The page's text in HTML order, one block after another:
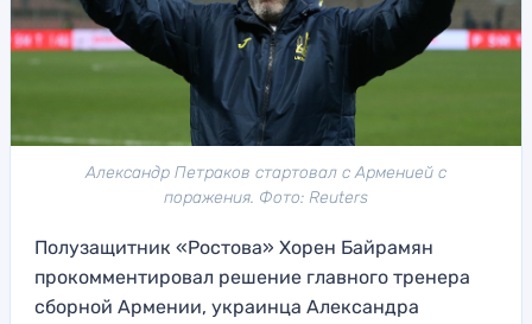
Александр Петраков стартовал с Арменией с
поражения. Фото: Reuters
Полузащитник «Ростова» Хорен Байрамян
прокомментировал решение главного тренера
сборной Армении, украинца Александра